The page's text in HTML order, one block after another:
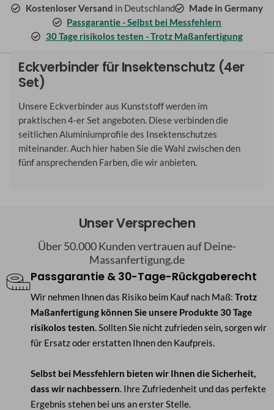
er
Set)
Menge
Kostenloser Versand in Deutschland
Made in Germany
Passgarantie - Selbst bei Messfehlern
30 Tage risikolos testen - Trotz Maßanfertigung
Eckverbinder für Insektenschutz (4er
Set)
Unsere Eckverbinder aus Kunststoff werden im
praktischen 4-er Set angeboten. Diese verbinden die
seitlichen Aluminiumprofile des Insektenschutzes
miteinander. Auch hier haben Sie die Wahl zwischen den
fünf ansprechenden Farben, die wir anbieten.
Unser Versprechen
Über 50.000 Kunden vertrauen auf Deine-
Massanfertigung.de
Passgarantie & 30-Tage-Rückgaberecht
Wir nehmen Ihnen das Risiko beim Kauf nach Maß: Trotz
Maßanfertigung können Sie unsere Produkte 30 Tage
risikolos testen. Sollten Sie nicht zufrieden sein, sorgen wir
für Ersatz oder erstatten Ihnen den Kaufpreis.
Selbst bei Messfehlern bieten wir Ihnen die Sicherheit,
dass wir nachbessern. Ihre Zufriedenheit und das perfekte
Ergebnis stehen bei uns an erster Stelle.